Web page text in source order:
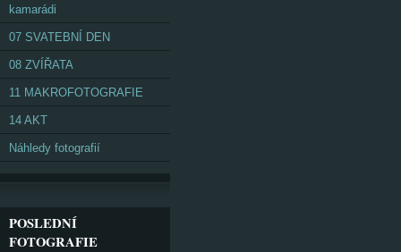
kamarádi
07 SVATEBNÍ DEN
08 ZVÍŘATA
11 MAKROFOTOGRAFIE
14 AKT
Náhledy fotografií
POSLEDNÍ
FOTOGRAFIE